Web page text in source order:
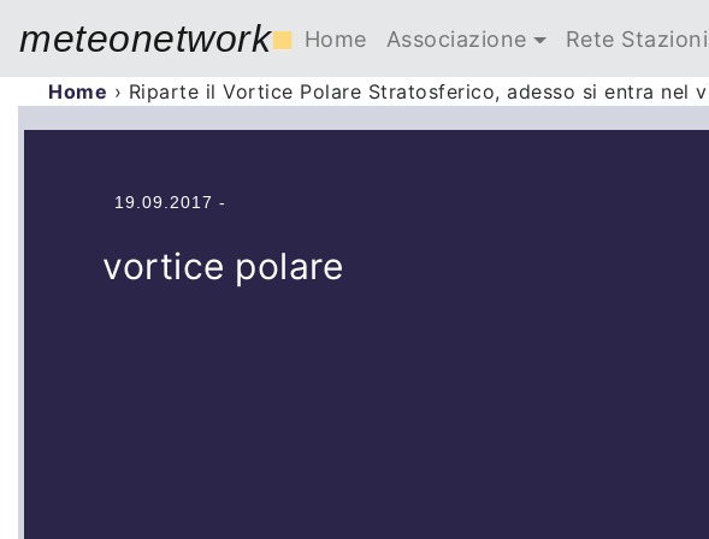
meteonetwork■ Home Associazione Rete
Home › Riparte il Vortice Polare Stratosferico, adesso si entra nel
19.09.2017 -
vortice polare